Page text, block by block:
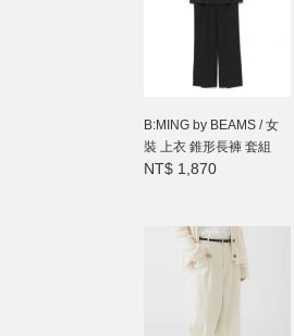
B:MING by BEAMS / 女
裝 上衣 錐形長褲 套組
NT$ 1,870